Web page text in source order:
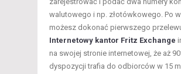
walutowego i np. złotówkowego. Po
możesz dokonać pierwszego
Internetowy kantor Fritz Exchange
na swojej stronie internetowej, że aż
dyspozycji trafia do odbiorców w 15